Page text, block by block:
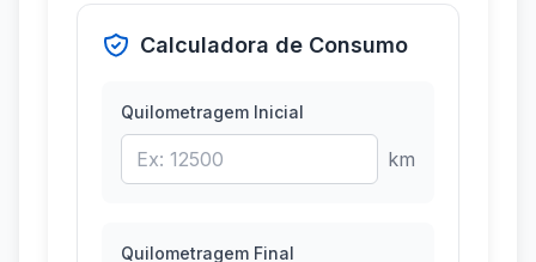
Calculadora de Consumo
Quilometragem Inicial
km
Quilometragem Final